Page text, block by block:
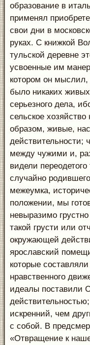
образование в
применял
свои дни в
руках. С книжкой
тульской деревне
усвоенные им
котором он мыслил,
было никаких
серьезного дела,
сельское
образом, живые,
действительности;
между чужими и,
видели
случайно
межеумка,
положении, мы
невыразимо
такой грусти или
окружающей
ярославский
которые
нравственного
идеалы поставили
искренний, чем
с собой. В
«Отвращение к